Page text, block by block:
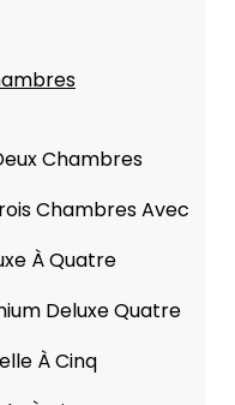
Chambres
Chambres Avec
À Quatre
Deluxe Quatre
À Cinq